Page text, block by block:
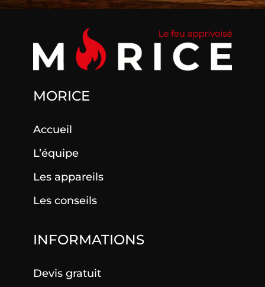
MORICE
Accueil
L’équipe
Les appareils
Les conseils
INFORMATIONS
Devis gratuit